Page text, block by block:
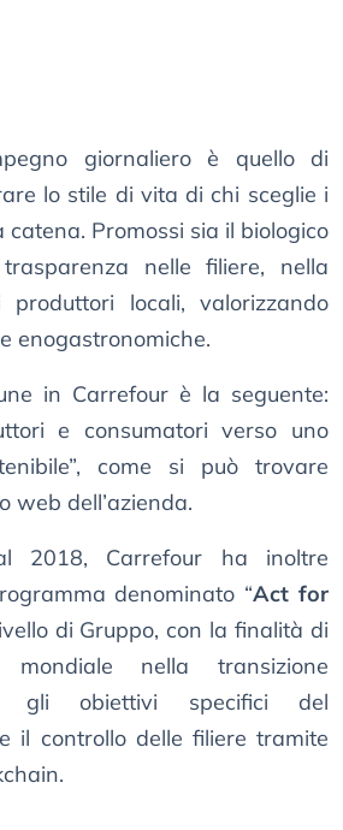
giornaliero è quello di
lo stile di vita di chi sceglie i
catena. Promossi sia il biologico
nelle filiere, nella
locali, valorizzando
enogastronomiche.
in Carrefour è la seguente:
e consumatori verso uno
come si può trovare
web dell’azienda.
2018, Carrefour ha inoltre
denominato “Act for
di Gruppo, con la finalità di
nella transizione
gli obiettivi specifici del
il controllo delle filiere tramite